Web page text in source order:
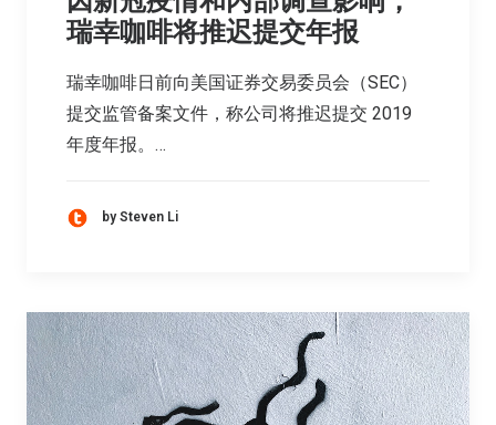
瑞幸咖啡将推迟提交年报
瑞幸咖啡日前向美国证券交易委员会（SEC）
提交监管备案文件，称公司将推迟提交 2019
年度年报。…
by Steven Li